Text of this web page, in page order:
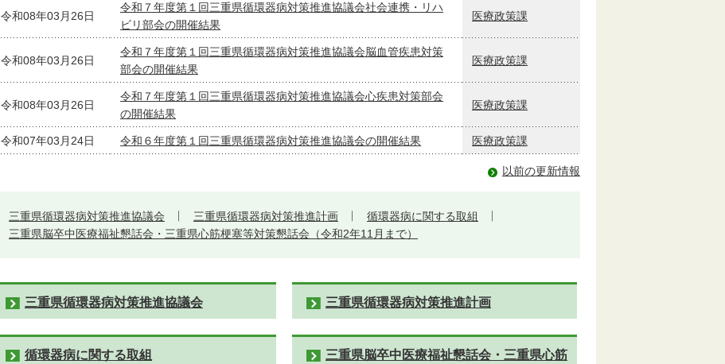
令和08年03月26日
令和７年度第１回三重県循環器病対策推進協議会社会連携・リハ
ビリ部会の開催結果
医療政策課
令和08年03月26日
令和７年度第１回三重県循環器病対策推進協議会脳血管疾患対策
部会の開催結果
医療政策課
令和08年03月26日
令和７年度第１回三重県循環器病対策推進協議会心疾患対策部会
の開催結果
医療政策課
令和07年03月24日 令和６年度第１回三重県循環器病対策推進協議会の開催結果 医療政策課
以前の更新情報
三重県循環器病対策推進協議会 三重県循環器病対策推進計画
循環器病に関する取組
三重県脳卒中医療福祉懇話会・三重県心筋梗塞等対策懇話会（令和2年11月まで）
三重県循環器病対策推進協議会 三重県循環器病対策推進計画
循環器病に関する取組
三重県脳卒中医療福祉懇話会・三重県心筋